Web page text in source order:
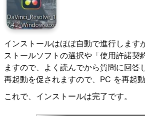
インストールはほぼ自動で進行します
ストールソフトの選択や「使用許諾契
ますので、よく読んでから質問に回答
再起動を促されますので、PC を再起動
これで、インストールは完了です。